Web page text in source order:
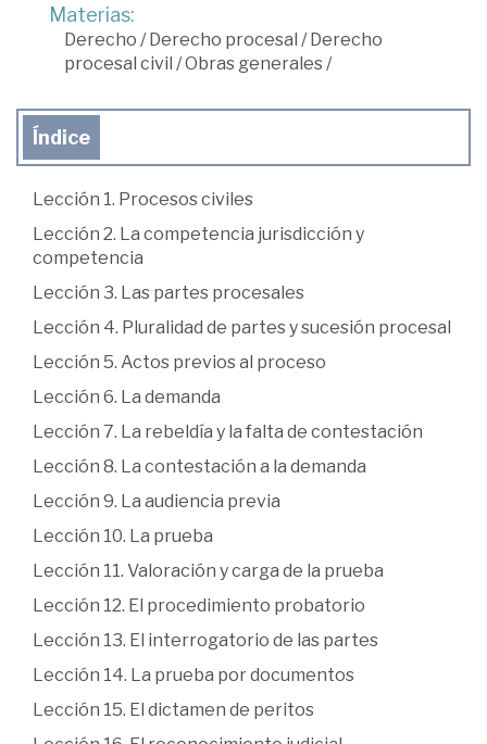
Materias:
Derecho / Derecho procesal / Derecho
procesal civil /Obras generales/
Índice
Lección 1. Procesos civiles
Lección 2. La competencia jurisdicción y
competencia
Lección 3. Las partes procesales
Lección 4. Pluralidad de partes y sucesión procesal
Lección 5. Actos previos al proceso
Lección 6. La demanda
Lección 7. La rebeldía y la falta de contestación
Lección 8. La contestación a la demanda
Lección 9. La audiencia previa
Lección 10. La prueba
Lección 11. Valoración y carga de la prueba
Lección 12. El procedimiento probatorio
Lección 13. El interrogatorio de las partes
Lección 14. La prueba por documentos
Lección 15. El dictamen de peritos